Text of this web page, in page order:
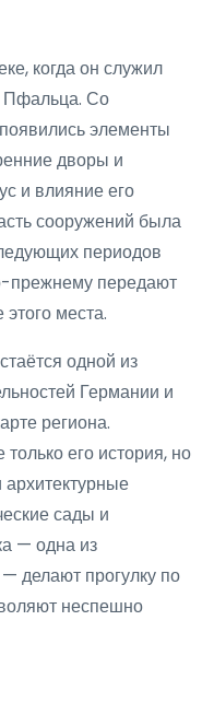
когда он служил
Пфальца. Со
элементы
дворы и
и влияние его
сооружений была
периодов
прежнему передают
места.
одной из
Германии и
региона.
его история, но
сады и
— одна из
делают прогулку по
неспешно